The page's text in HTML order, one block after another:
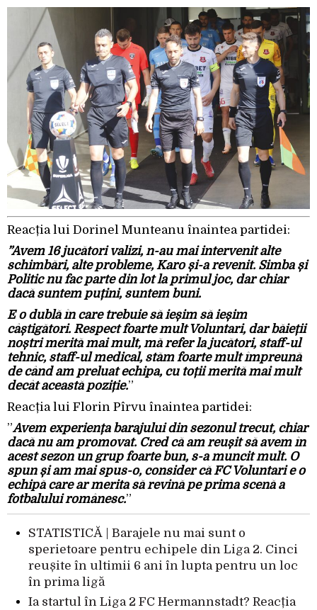
Reacția lui Dorinel Munteanu înaintea partidei:
”Avem 16 jucători valizi, n-au mai intervenit alte
schimbări, alte probleme, Karo și-a revenit. Simba și
Politic nu fac parte din lot la primul joc, dar chiar
dacă suntem puțini, suntem buni.
E o dublă în care trebuie să ieșim să ieșim
câștigători. Respect foarte mult Voluntari, dar băieții
noștri merită mai mult, mă refer la jucători, staff-ul
tehnic, staff-ul medical, stăm foarte mult împreună
de când am preluat echipa, cu toții merită mai mult
decât această poziție.”
Reacția lui Florin Pîrvu înaintea partidei:
”Avem experiența barajului din sezonul trecut, chiar
dacă nu am promovat. Cred că am reușit să avem în
acest sezon un grup foarte bun, s-a muncit mult. O
spun și am mai spus-o, consider că FC Voluntari e o
echipă care ar merita să revină pe prima scenă a
fotbalului românesc.”
STATISTICĂ | Barajele nu mai sunt o
sperietoare pentru echipele din Liga 2. Cinci
reușite în ultimii 6 ani în lupta pentru un loc
în prima ligă
Ia startul în Liga 2 FC Hermannstadt? Reacția